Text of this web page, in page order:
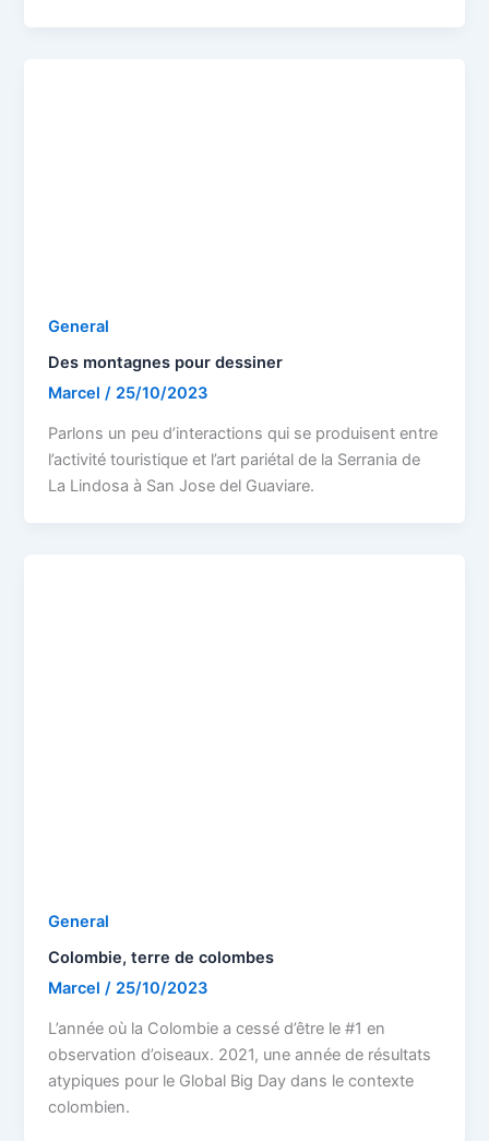
General
Des montagnes pour dessiner
Marcel/ 25/10/2023
Parlons un peu d’interactions qui se produisent entre
l’activité touristique et l’art pariétal de la Serrania de
La Lindosa à San Jose del Guaviare.
General
Colombie, terre de colombes
Marcel/ 25/10/2023
L’année où la Colombie a cessé d’être le #1 en
observation d’oiseaux. 2021, une année de résultats
atypiques pour le Global Big Day dans le contexte
colombien.